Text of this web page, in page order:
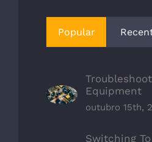
Popular
Equipment
outubro 15th,
Switching